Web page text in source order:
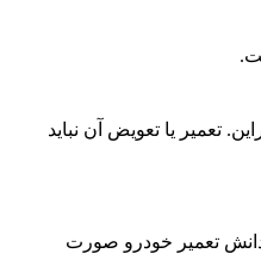
تعمیر یا تعویض آن نباید
تعمیر خودرو صورت